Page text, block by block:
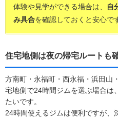
体験や見学ができる場合は、
自
み具合を確認しておくと安心で
住宅地側は夜の帰宅ルートも
方南町・永福町・西永福・浜田山
宅地側で24時間ジムを選ぶ場合は
たいです。
24時間使えるジムは便利ですが、